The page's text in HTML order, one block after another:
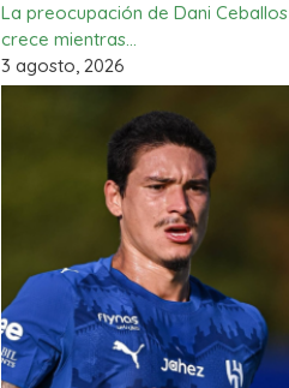
La preocupación de Dani Ceballos
crece mientras…
3 agosto, 2026